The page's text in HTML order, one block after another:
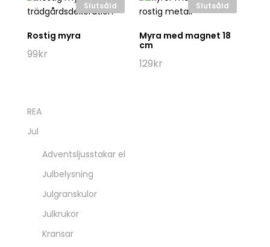
Slutsåld
Rostig myra
99kr
Slutsåld
Myra med magnet 18
cm
129kr
REA
Jul
Adventsljusstakar el
Julbelysning
Julgranskulor
Julkrukor
Kransar